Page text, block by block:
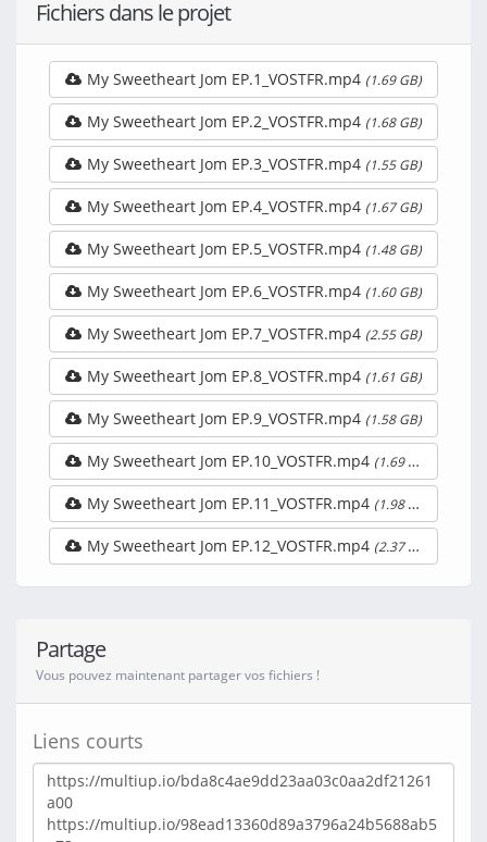
Fichiers dans le projet
My Sweetheart Jom EP.1_VOSTFR.mp4 (1.69 GB)
My Sweetheart Jom EP.2_VOSTFR.mp4 (1.68 GB)
My Sweetheart Jom EP.3_VOSTFR.mp4 (1.55 GB)
My Sweetheart Jom EP.4_VOSTFR.mp4 (1.67 GB)
My Sweetheart Jom EP.5_VOSTFR.mp4 (1.48 GB)
My Sweetheart Jom EP.6_VOSTFR.mp4 (1.60 GB)
My Sweetheart Jom EP.7_VOSTFR.mp4 (2.55 GB)
My Sweetheart Jom EP.8_VOSTFR.mp4 (1.61 GB)
My Sweetheart Jom EP.9_VOSTFR.mp4 (1.58 GB)
My Sweetheart Jom EP.10_VOSTFR.mp4 (1.69 GB)
My Sweetheart Jom EP.11_VOSTFR.mp4 (1.98 GB)
My Sweetheart Jom EP.12_VOSTFR.mp4 (2.37 GB)
Partage
Vous pouvez maintenant partager vos fichiers !
Liens courts